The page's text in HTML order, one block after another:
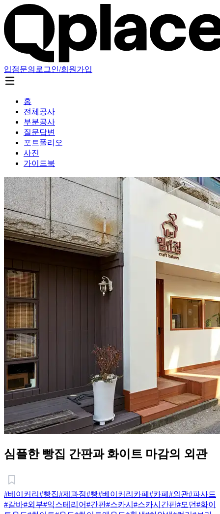
입점문의 로그인/회원가입
홈
전체공사
부분공사
질문답변
포트폴리오
사진
가이드북
심플한 빵집 간판과 화이트 마감의 외관
#베이커리 #빵집#제과점#빵#베이커리카페 #카페 #외관#파사드
#갈바#외부#익스테리어#간판#스카시 #스카시간판#모던#화이